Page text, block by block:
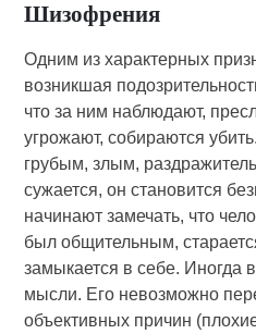
Шизофрения
Одним из характерных
возникшая
что за ним наблюдают,
угрожают, собираются
грубым, злым,
сужается, он становится
начинают замечать, что
был общительным,
замыкается в себе. Иногда
мысли. Его невозможно
объективных причин